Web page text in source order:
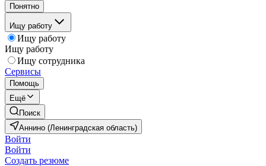
Понятно
Ищу работу
Ищу работу
Ищу работу
Ищу сотрудника
Сервисы
Помощь
Ещё
Поиск
Аннино (Ленинградская область)
Войти
Войти
Создать резюме